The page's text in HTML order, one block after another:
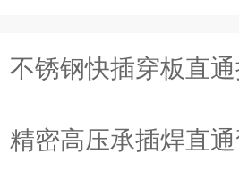
不锈钢快插穿板直通接头每一
精密高压承插焊直通弯头制造工